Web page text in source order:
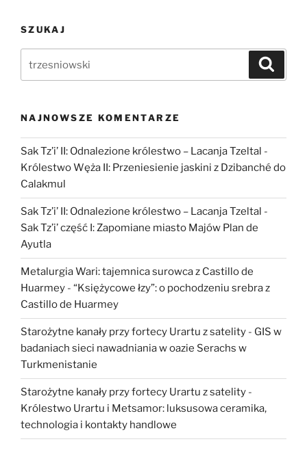
SZUKAJ
NAJNOWSZE KOMENTARZE
Sak Tz’i’ II: Odnalezione królestwo – Lacanja Tzeltal -
Królestwo Węża II: Przeniesienie jaskini z Dzibanché do
Calakmul
Sak Tz’i’ II: Odnalezione królestwo – Lacanja Tzeltal -
Sak Tz’i’ część I: Zapomiane miasto Majów Plan de
Ayutla
Metalurgia Wari: tajemnica surowca z Castillo de
Huarmey - “Księżycowe łzy”: o pochodzeniu srebra z
Castillo de Huarmey
Starożytne kanały przy fortecy Urartu z satelity - GIS w
badaniach sieci nawadniania w oazie Serachs w
Turkmenistanie
Starożytne kanały przy fortecy Urartu z satelity -
Królestwo Urartu i Metsamor: luksusowa ceramika,
technologia i kontakty handlowe